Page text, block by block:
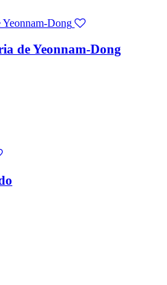
de Yeonnam-Dong